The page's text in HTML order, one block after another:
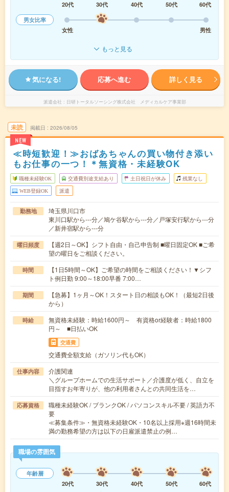
20代
30代 40代 50代
60代
男女比率
女性
男性
もっと見る
気になる! 応募へ進む 詳しく見る
派遣会社 日研トータルソーシング株式会社 メディカルケア事業部
未読
NEW
掲載日 2026/08/05
≪時短歓迎！≫おばあちゃんの買い物付き添い
もお仕事の一つ！＊無資格・未経験OK
職種未経験OK 交通費別途支給あり 土日祝日が休み 残業なし
WEB登録OK 派遣
勤務地
埼玉県川口市
東川口駅から---分／鳩ケ谷駅から---分／戸塚安行駅から---分
／新井宿駅から---分
曜日頻度
【週2日～OK】シフト自由・自己申告制 ■曜日固定OK ■ご希
望の曜日をご相談ください。
時間
【1日5時間～OK】ご希望の時間をご相談ください！▼シフ
ト例日勤 9:00～18:00早番 7:00…
期間
【急募】1ヶ月～OK！スタート日の相談もOK！（最短2日後
から）
時給
無資格未経験：時給1600円～ 有資格or経験者：時給1800
円～ ■日払いOK
交通費
交通費全額支給（ガソリン代もOK）
仕事内容
介護関連
＼グループホームでの生活サポート／介護度が低く、自立を
目指すお年寄りが、他の利用者さんとの共同生活を…
応募資格
職種未経験OK / ブランクOK / パソコンスキル不要 / 英語力不
要
≪募集条件≫・無資格未経験OK・10名以上採用※週16時間未
満の勤務希望の方は以下の日雇派遣禁止の例…
職場の雰囲気
年齢層
20代
30代 40代 50代
60代